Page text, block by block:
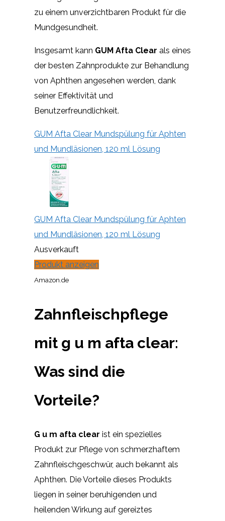
zu einem unverzichtbaren Produkt für die
Mundgesundheit.
Insgesamt kann GUM Afta Clear als eines
der besten Zahnprodukte zur Behandlung
von Aphthen angesehen werden, dank
seiner Effektivität und
Benutzerfreundlichkeit.
GUM Afta Clear Mundspülung für Aphten
und Mundläsionen, 120 ml Lösung
GUM Afta Clear Mundspülung für Aphten
und Mundläsionen, 120 ml Lösung
Ausverkauft
Produkt anzeigen
Amazon.de
Zahnfleischpflege
mit g u m afta clear:
Was sind die
Vorteile?
G u m afta clear ist ein spezielles
Produkt zur Pflege von schmerzhaftem
Zahnfleischgeschwür, auch bekannt als
Aphthen. Die Vorteile dieses Produkts
liegen in seiner beruhigenden und
heilenden Wirkung auf gereiztes